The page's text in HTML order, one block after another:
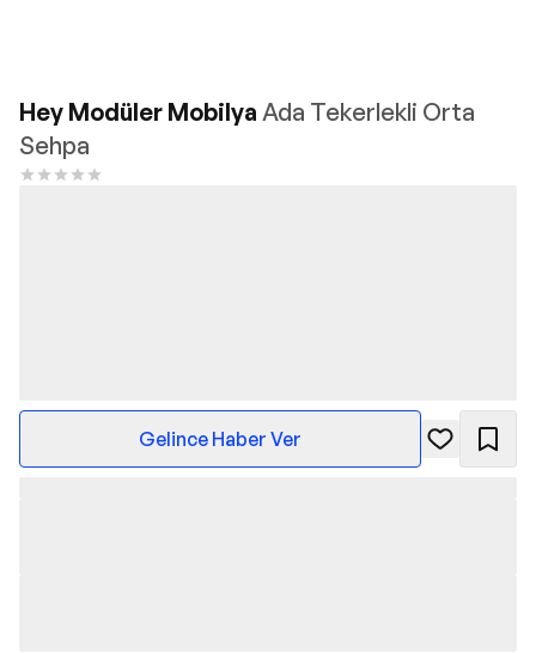
Hey Modüler Mobilya Ada Tekerlekli Orta
Sehpa
Gelince Haber Ver